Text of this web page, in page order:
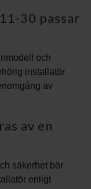
30 passar
och
installatör
av
av en
säkerhet bör
enligt